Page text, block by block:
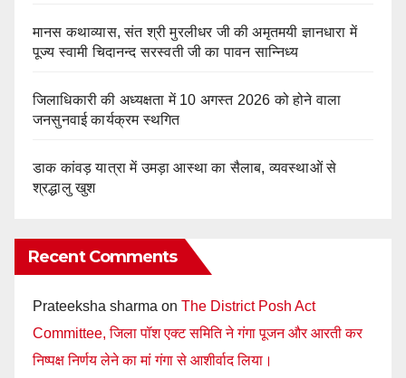
मानस कथाव्यास, संत श्री मुरलीधर जी की अमृतमयी ज्ञानधारा में
पूज्य स्वामी चिदानन्द सरस्वती जी का पावन सान्निध्य
जिलाधिकारी की अध्यक्षता में 10 अगस्त 2026 को होने वाला
जनसुनवाई कार्यक्रम स्थगित
डाक कांवड़ यात्रा में उमड़ा आस्था का सैलाब, व्यवस्थाओं से
श्रद्धालु खुश
Recent Comments
Prateeksha sharma on The District Posh Act
Committee, जिला पॉश एक्ट समिति ने गंगा पूजन और आरती कर
निष्पक्ष निर्णय लेने का मां गंगा से आशीर्वाद लिया।